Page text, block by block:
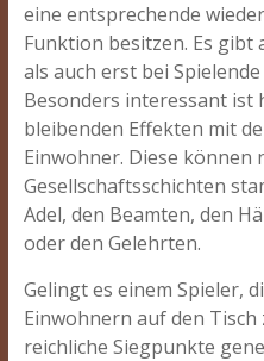
eine entsprechende
Funktion besitzen. Es
als auch erst bei
Besonders interessant ist
bleibenden Effekten mit
Einwohner. Diese können
Gesellschaftsschichten
Adel, den Beamten, den
oder den Gelehrten.
Gelingt es einem Spieler,
Einwohnern auf den
reichliche Siegpunkte